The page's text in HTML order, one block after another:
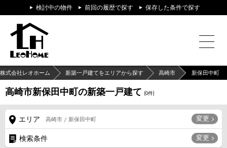
検討中の物件 前回の履歴で探す 保存した条件で探す
株式会社レオホーム 新築一戸建てをエリアから探す 高崎市 新保田中町
高崎市新保田中町の新築一戸建て (0件)
エリア 高崎市 / 新保田中町 変更
検索条件 変更